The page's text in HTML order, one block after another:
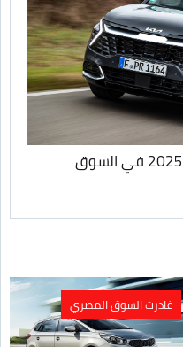
كيا ترفع اسعار سيارات سبورتاج 2025 في السوق
غادرت السوق المصري